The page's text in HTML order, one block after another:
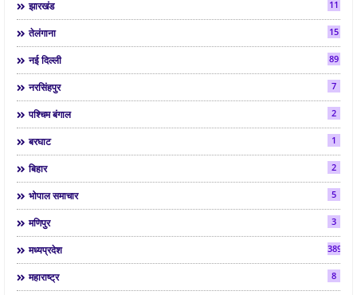
झारखंड 11
तेलंगाना 15
नई दिल्ली 89
नरसिंहपुर 7
पश्चिम बंगाल 2
बरघाट 1
बिहार 2
भोपाल समाचार 5
मणिपुर 3
मध्यप्रदेश 3892
महाराष्ट्र 8